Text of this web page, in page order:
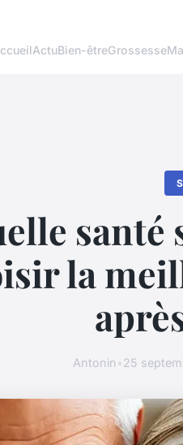
ActuBien-êtreGrossesse
santé
la
Antonin •25